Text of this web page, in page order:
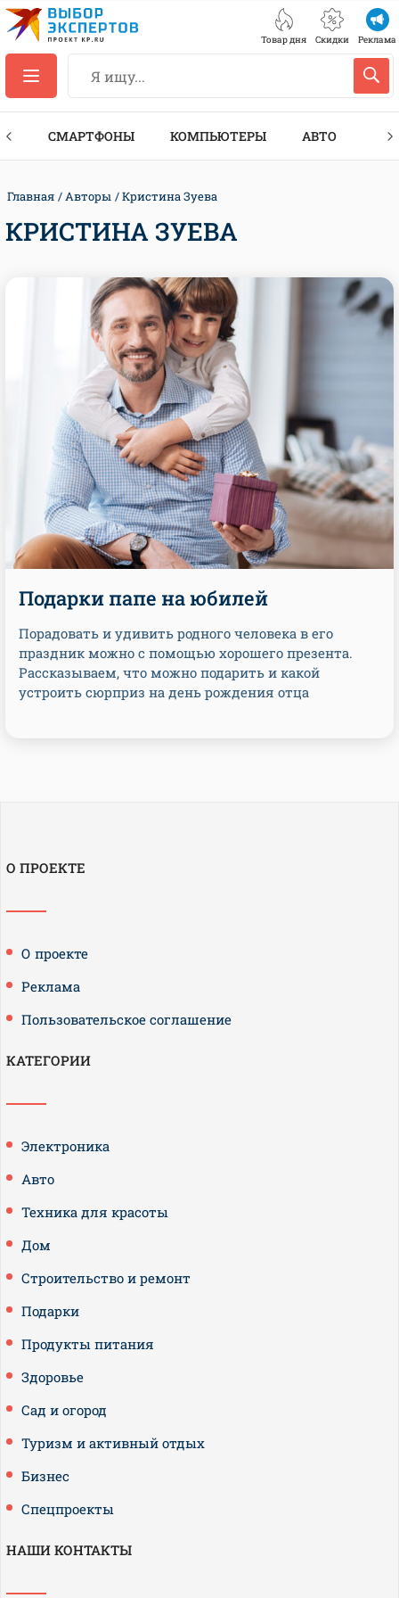
Товар дня Скидки Реклама
СМАРТФОНЫ КОМПЬЮТЕРЫ АВТО
Главная Авторы Кристина Зуева
КРИСТИНА ЗУЕВА
Подарки папе на юбилей
Порадовать и удивить родного человека в его
праздник можно с помощью хорошего презента.
Рассказываем, что можно подарить и какой
устроить сюрприз на день рождения отца
О ПРОЕКТЕ
О проекте
Реклама
Пользовательское соглашение
КАТЕГОРИИ
Электроника
Авто
Техника для красоты
Дом
Строительство и ремонт
Подарки
Продукты питания
Здоровье
Сад и огород
Туризм и активный отдых
Бизнес
Спецпроекты
НАШИ КОНТАКТЫ